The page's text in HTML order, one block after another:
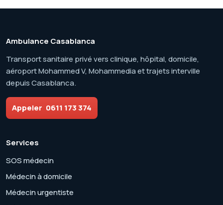
Ambulance Casablanca
Transport sanitaire privé vers clinique, hôpital, domicile,
aéroport Mohammed V, Mohammedia et trajets interville
depuis Casablanca.
Appeler 0611 173 374
Services
SOS médecin
Médecin à domicile
Médecin urgentiste